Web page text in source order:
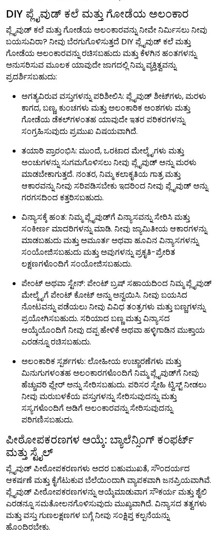
DIY ಪ್ಲೈವುಡ್ ಕಲೆ ಮತ್ತು ಗೋಡೆಯ ಅಲಂಕಾರ
ಪ್ಲೈವುಡ್ ಕಲೆ ಮತ್ತು ಗೋಡೆಯ ಅಲಂಕಾರವನ್ನು ನೀವೇ ನಿರ್ಮಿಸಲು ನೀವು
ಬಯಸುವಿರಾ? ನೀವು ಬೆರಗುಗೊಳಿಸುತ್ತದೆ DIY ಪ್ಲೈವುಡ್ ಕಲೆ ಮತ್ತು
ಗೋಡೆಯ ಅಲಂಕಾರವನ್ನು ರಚಿಸಬಹುದು ಮತ್ತು ಕೆಳಗಿನ ಹಂತಗಳನ್ನು
ಅನುಸರಿಸುವ ಮೂಲಕ ಯಾವುದೇ ಜಾಗದಲ್ಲಿ ನಿಮ್ಮ ವ್ಯಕ್ತಿತ್ವವನ್ನು
ಪ್ರದರ್ಶಿಸಬಹುದು:
ಅಗತ್ಯವಿರುವ ವಸ್ತುಗಳನ್ನು ಪರಿಶೀಲಿಸಿ: ಪ್ಲೈವುಡ್ ಶೀಟ್‌ಗಳು, ಮರಳು
ಕಾಗದ, ಬಣ್ಣ, ಕುಂಚಗಳು ಮತ್ತು ಅಲಂಕಾರಿಕ ಅಂಶಗಳು ಮತ್ತು
ಗೋಡೆಯ ಡೆಕಲ್‌ಗಳಂತಹ ಯಾವುದೇ ಇತರ ಪರಿಕರಗಳನ್ನು
ಸಂಗ್ರಹಿಸುವುದು ಪ್ರಮುಖ ವಿಷಯವಾಗಿದೆ.
ತಯಾರಿ ಪ್ರಾರಂಭಿಸಿ: ಮುಂದೆ, ಒರಟಾದ ಮೇಲ್ಮೈಗಳು ಮತ್ತು
ಅಂಚುಗಳನ್ನು ಸುಗಮಗೊಳಿಸಲು ನೀವು ಪ್ಲೈವುಡ್ ಅನ್ನು ಮರಳು
ಮಾಡಬೇಕಾಗುತ್ತದೆ. ನಂತರ, ನಿಮ್ಮ ಕಲಾಕೃತಿಯ ಗಾತ್ರ ಮತ್ತು
ಆಕಾರವನ್ನು ನೀವು ಸರಿಪಡಿಸಬೇಕು ಇದರಿಂದ ನೀವು ಪ್ಲೈವುಡ್ ಅನ್ನು
ಗರಗಸದಿಂದ ಕತ್ತರಿಸಬಹುದು.
ವಿನ್ಯಾಸಕ್ಕೆ ಹಂತ: ನಿಮ್ಮ ಪ್ಲೈವುಡ್‌ಗೆ ವಿನ್ಯಾಸವನ್ನು ಸೇರಿಸಿ ಮತ್ತು
ಸಂಕೀರ್ಣ ಮಾದರಿಗಳನ್ನು ಮಾಡಿ. ನೀವು ಜ್ಯಾಮಿತೀಯ ಆಕಾರಗಳನ್ನು
ಮಾಡಬಹುದು ಮತ್ತು ಅಮೂರ್ತ ಅಥವಾ ಹೂವಿನ ವಿನ್ಯಾಸಗಳನ್ನು
ಸಂಯೋಜಿಸಬಹುದು ಮತ್ತು ಅವುಗಳನ್ನು ಪ್ರಕೃತಿ-ಪ್ರೇರಿತ
ಲಕ್ಷಣಗಳೊಂದಿಗೆ ಸಂಯೋಜಿಸಬಹುದು.
ಪೇಂಟ್ ಅಥವಾ ಸ್ಟೇನ್: ಪೇಂಟ್ ಬ್ರಷ್ ಸಹಾಯದಿಂದ ನಿಮ್ಮ ಪ್ಲೈವುಡ್
ಮೇಲ್ಮೈಗೆ ಪೇಂಟ್ ಕೋಟ್ ಅನ್ನು ಅನ್ವಯಿಸಿ. ನೀವು ಬಯಸಿದ
ನೋಟವನ್ನು ಪಡೆಯಲು ನೀವು ವಿವಿಧ ತಂತ್ರಗಳು ಮತ್ತು ಬಣ್ಣಗಳನ್ನು
ಪ್ರಯೋಗಿಸಬಹುದು. ಸರಿಯಾದ ಬಣ್ಣ ಮತ್ತು ವಿನ್ಯಾಸದ
ಆಯ್ಕೆಯೊಂದಿಗೆ ನೀವು ದಪ್ಪ ಹೇಳಿಕೆ ಅಥವಾ ಹಳ್ಳಿಗಾಡಿನ ಮುಕ್ತಾಯ
ಎರಡನ್ನೂ ರಚಿಸಬಹುದು.
ಅಲಂಕಾರಿಕ ಸ್ಪರ್ಶಗಳು: ಲೋಹೀಯ ಉಚ್ಚಾರಣೆಗಳು ಮತ್ತು
ಮಿನುಗುಗಳಂತಹ ಅಲಂಕಾರಗಳೊಂದಿಗೆ ನಿಮ್ಮ ಪ್ಲೈವುಡ್‌ಗೆ ನೀವು
ಹೆಚ್ಚುವರಿ ಫ್ಲೇರ್ ಅನ್ನು ಸೇರಿಸಬಹುದು. ಪರಿಸರ ಸ್ನೇಹಿ ಟ್ವಿಸ್ಟ್ ನೀಡಲು
ನೀವು ಮರುಬಳಕೆಯ ವಸ್ತುಗಳನ್ನು ಸೇರಿಸುವುದನ್ನು ಮತ್ತು
ಸಸ್ಯಗಳೊಂದಿಗೆ ಅಡಿಗೆ ಅಲಂಕಾರವನ್ನು ಸೇರಿಸುವುದನ್ನು
ಪರಿಗಣಿಸಬಹುದು.
ಪೀಠೋಪಕರಣಗಳ ಆಯ್ಕೆ: ಬ್ಯಾಲೆನ್ಸಿಂಗ್ ಕಂಫರ್ಟ್
ಮತ್ತು ಸ್ಟೈಲ್
ಪ್ಲೈವುಡ್ ಪೀಠೋಪಕರಣಗಳು ಅದರ ಬಹುಮುಖತೆ, ಸೌಂದರ್ಯದ
ಆಕರ್ಷಣೆ ಮತ್ತು ಕೈಗೆಟುಕುವ ಬೆಲೆಯಿಂದಾಗಿ ವ್ಯಾಪಕವಾಗಿ ಜನಪ್ರಿಯವಾಗಿವೆ.
ಪ್ಲೈವುಡ್ ಪೀಠೋಪಕರಣಗಳನ್ನು ಆಯ್ಕೆಮಾಡುವಾಗ ಸೌಕರ್ಯ ಮತ್ತು ಶೈಲಿ
ಎರಡನ್ನೂ ಸಮತೋಲನಗೊಳಿಸುವುದು ಮುಖ್ಯವಾಗಿದೆ. ವಿನ್ಯಾಸದ ತತ್ವಗಳು
ಮತ್ತು ವಸ್ತು ಗುಣಲಕ್ಷಣಗಳ ಬಗ್ಗೆ ನೀವು ಸಂಕ್ಷಿಪ್ತ ಕಲ್ಪನೆಯನ್ನು
ಹೊಂದಿರಬೇಕು.